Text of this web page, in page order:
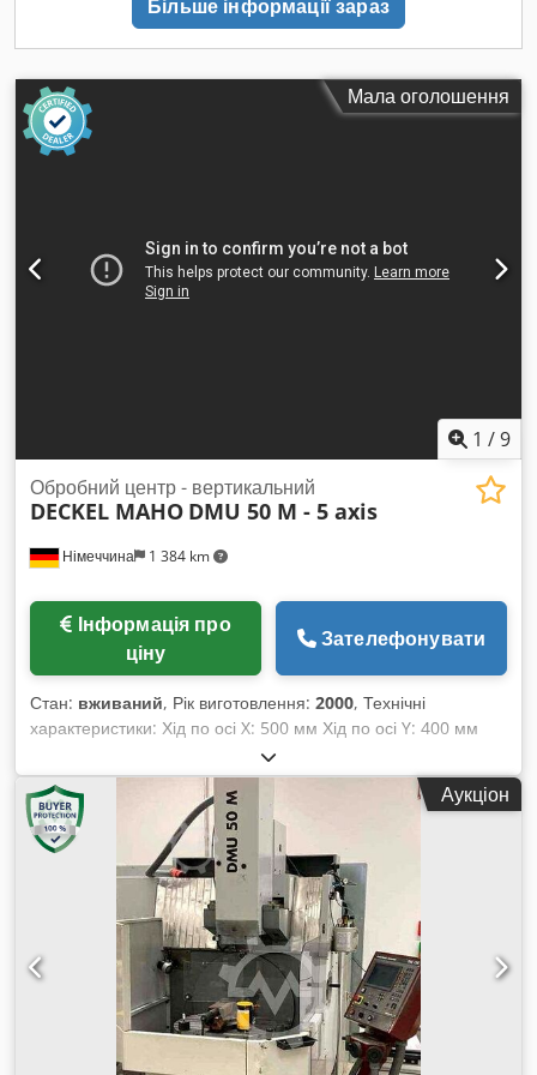
Більше інформації зараз
Мала оголошення
1 /9
Німеччина 1 384 km
Обробний центр - вертикальний
DECKEL MAHO DMU 50 M - 5 axis
ціну
Зателефонувати
Стан: вживаний, Рік виготовлення: 2000, Технічні
характеристики: Хід по осі X: 500 мм Хід по осі Y: 400 мм
Chedpfxou Idffo Agpoa Хід по осі Z: 400 мм B-вісь: ручне
позиціонування ° C-вісь: ручне позиціонування Система
керування: Heidenhain TNC 124 Магазин інструментів:
немає позицій Тип шпинделя: SK40 Макс. оберти: 4 500 об/
хв Безступінчате регулювання подачі X/Y/Z: макс. 14 000
мм/хв Швидкий хід: 5,0 м/хв Розмір столу: 700 x 500 мм
Загальна потужність: 17 кВА Вага машини приблизно: 2,91 т
Габарити машини (Д x Ш x В): 2,0 x 2,0 x 2,5 м
Універсальний вертикальний фрезерний верстат з ЧПК
Машина оснащена 5 осями. Вісь B і C — ручне керування з
вимірювальною системою. B-вісь — нахил столу від -10° до
+95°, C-вісь — обертання столу на 360° (неінтерпольована,
ручне вибирання через керування). Охолоджувальний
Аукціон